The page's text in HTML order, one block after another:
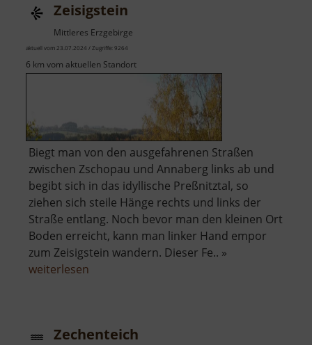
Zeisigstein
Mittleres Erzgebirge
aktuell vom 23.07.2024 / Zugriffe: 9264
6 km vom aktuellen Standort
Biegt man von den ausgefahrenen Straßen
zwischen Zschopau und Annaberg links ab und
begibt sich in das idyllische Preßnitztal, so
ziehen sich steile Hänge rechts und links der
Straße entlang. Noch bevor man den kleinen Ort
Boden erreicht, kann man linker Hand empor
zum Zeisigstein wandern. Dieser Fe.. »
weiterlesen
Zechenteich